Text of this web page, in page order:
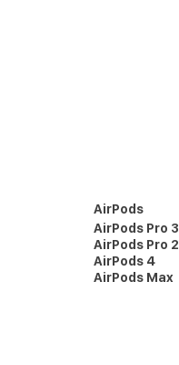
AirPods
AirPods Pro 3
AirPods Pro 2
AirPods 4
AirPods Max